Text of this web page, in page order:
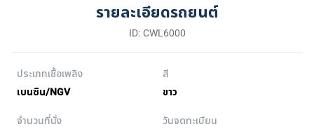
รายละเอียดรถยนต์
ID: CWL6000
ประเภทเชื้อเพลิง
เบนซิน/NGV
สี
ขาว
จำนวนที่นั่ง
วันจดทะเบียน